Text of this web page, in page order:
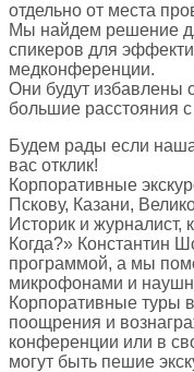
отдельно от места
Мы найдем решение
спикеров для
медконференции.
Они будут избавлены
большие расстояния
Будем рады если
вас отклик!
Корпоративные
Пскову, Казани,
Историк и журналист,
Когда?» Константин
программой, а мы
микрофонами и
Корпоративные туры
поощрения и
конференции или в
могут быть пешие